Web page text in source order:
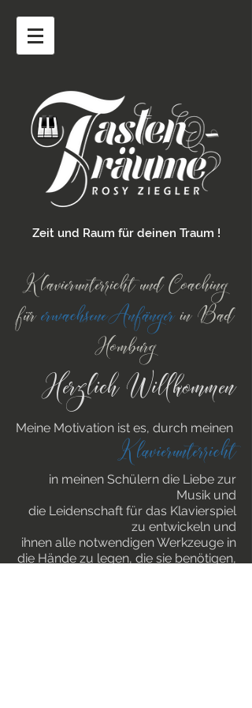
Zeit und Raum für deinen Traum !
Klavierunterricht und Coaching
fürerwachseneAnfängerin Bad
Homburg
Herzlich Willkommen
Meine Motivation ist es, durch meinen
Klavierunterricht
in meinen Schülern die Liebe zur
Musik und
die Leidenschaft für das Klavierspiel
zu entwickeln und
ihnen alle notwendigen Werkzeuge in
die Hände zu legen, die sie benötigen,